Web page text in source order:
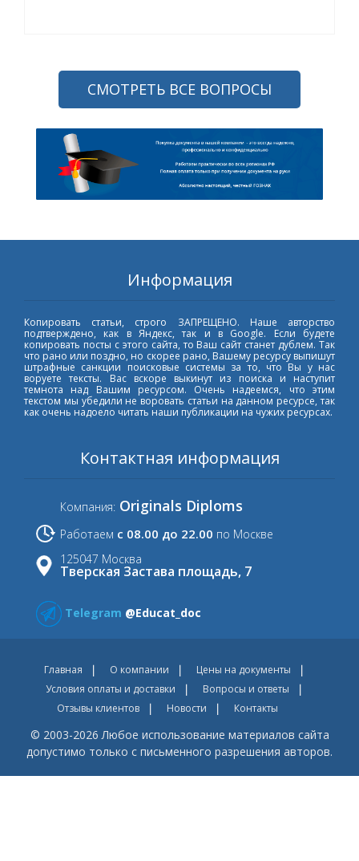
СМОТРЕТЬ ВСЕ ВОПРОСЫ
Информация
Копировать статьи, строго ЗАПРЕЩЕНО. Наше авторство
подтверждено, как в Яндекс, так и в Google. Если будете
копировать посты с этого сайта, то Ваш сайт станет дублем. Так
что рано или поздно, но скорее рано, Вашему ресурсу выпишут
штрафные санкции поисковые системы за то, что Вы у нас
воруете тексты. Вас вскоре выкинут из поиска и наступит
темнота над Вашим ресурсом. Очень надеемся, что этим
текстом мы убедили не воровать статьи на данном ресурсе, так
как очень надоело читать наши публикации на чужих ресурсах.
Контактная информация
Компания: Originals Diploms
Работаем с 08.00 до 22.00 по Москве
125047 Москва
Тверская Застава площадь, 7
Telegram @Educat_doc
Главная О компании
Цены на документы
Условия оплаты и доставки
Вопросы и ответы
Отзывы клиентов
Новости Контакты
© 2003-2026 Любое использование материалов сайта
допустимо только с письменного разрешения авторов.